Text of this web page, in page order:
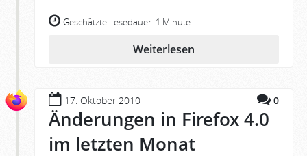
Geschätzte Lesedauer: 1 Minute
Weiterlesen
17. Oktober 2010 0
Änderungen in Firefox 4.0
im letzten Monat